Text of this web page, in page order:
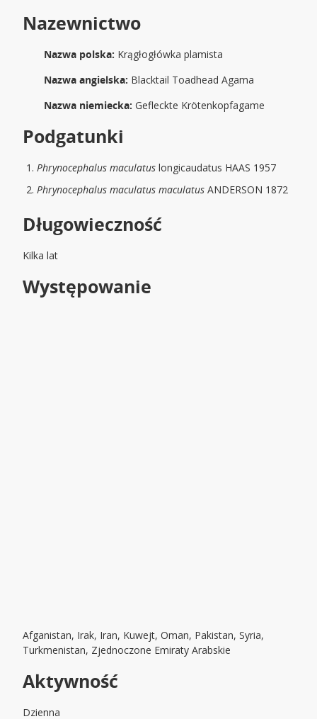
Nazewnictwo
Nazwa polska: Krągłogłówka plamista
Nazwa angielska: Blacktail Toadhead Agama
Nazwa niemiecka:Gefleckte Krötenkopfagame
Podgatunki
Phrynocephalus maculatus longicaudatus HAAS 1957
Phrynocephalus maculatus maculatus ANDERSON 1872
Długowieczność
Kilka lat
Występowanie
Afganistan, Irak, Iran, Kuwejt, Oman, Pakistan, Syria,
Turkmenistan, Zjednoczone Emiraty Arabskie
Aktywność
Dzienna